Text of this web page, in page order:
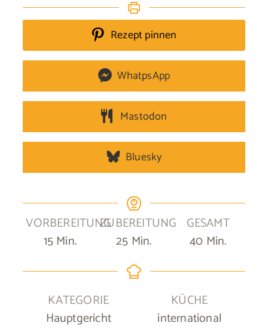
Rezept pinnen
WhatpsApp
Mastodon
Bluesky
VORBEREITUNG
15Minuten
Min.
ZUBEREITUNG
25Minuten
Min.
GESAMT
40Minuten
Min.
KATEGORIE
Hauptgericht
KÜCHE
international